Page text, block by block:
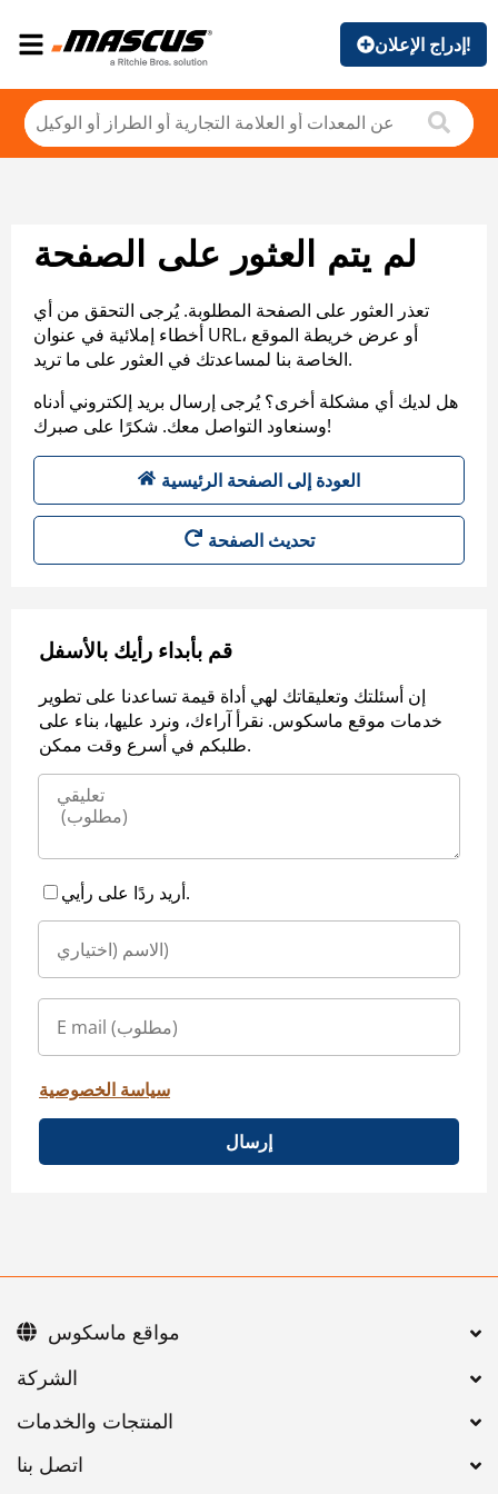
إدراج الإعلان!
لم يتم العثور على الصفحة
تعذر العثور على الصفحة المطلوبة. يُرجى التحقق من أي
أخطاء إملائية في عنوان URL، أو عرض خريطة الموقع
الخاصة بنا لمساعدتك في العثور على ما تريد.
هل لديك أي مشكلة أخرى؟ يُرجى إرسال بريد إلكتروني أدناه
وسنعاود التواصل معك. شكرًا على صبرك!
العودة إلى الصفحة الرئيسية
تحديث الصفحة
قم بأبداء رأيك بالأسفل
إن أسئلتك وتعليقاتك لهي أداة قيمة تساعدنا على تطوير
خدمات موقع ماسكوس. نقرأ آراءك، ونرد عليها، بناء على
طلبكم في أسرع وقت ممكن.
أريد ردًا على رأيي.
سياسة الخصوصية
إرسال
اتصل بنا
مواقع ماسكوس